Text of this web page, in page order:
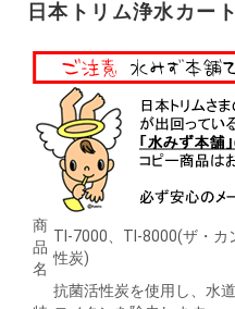
日本トリム浄水カー
商
品
名
TI-7000、TI-8000(ザ・カ
性炭)
抗菌活性炭を使用し、水